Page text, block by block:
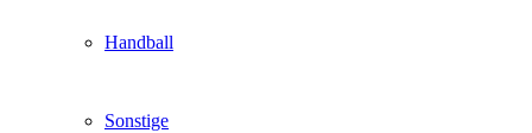
Handball
Sonstige